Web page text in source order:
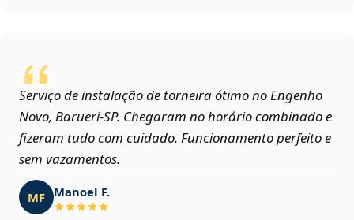
Serviço de instalação de torneira ótimo no Engenho
Novo, Barueri‑SP. Chegaram no horário combinado e
fizeram tudo com cuidado. Funcionamento perfeito e
sem vazamentos.
MF Manoel F.